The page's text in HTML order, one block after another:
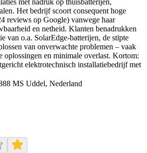
Het bedrijf scoort consequent hoge
reviews op Google) vanwege haar
en netheid. Klanten benadrukken
van o.a. SolarEdge-batterijen, de stipte
van onverwachte problemen – vaak
oplossingen en minimale overlast. Kortom:
elektrotechnisch installatiebedrijf met
MS Uddel, Nederland